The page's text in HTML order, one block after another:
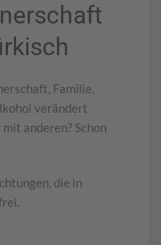
Familie.
verändert
anderen? Schon
die in